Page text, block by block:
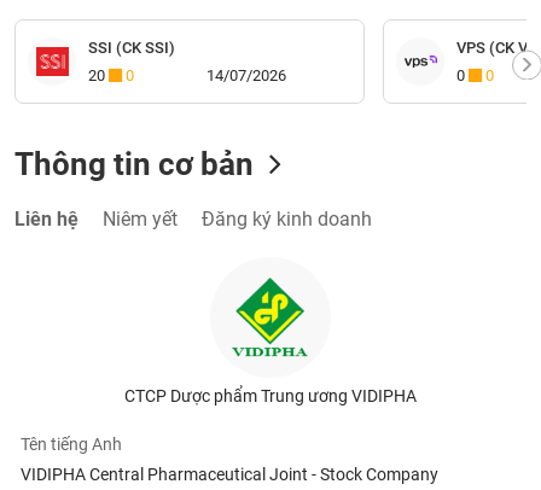
SSI (CK SSI)
20
0 14/07/2026
VPS (CK
0
0
Thông tin cơ bản
Liên hệ Niêm yết Đăng ký kinh doanh
CTCP Dược phẩm Trung ương VIDIPHA
Tên tiếng Anh
VIDIPHA Central Pharmaceutical Joint - Stock Company